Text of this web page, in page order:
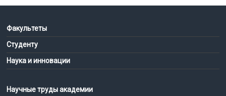
Факультеты
Студенту
Наука и инновации
Научные труды академии